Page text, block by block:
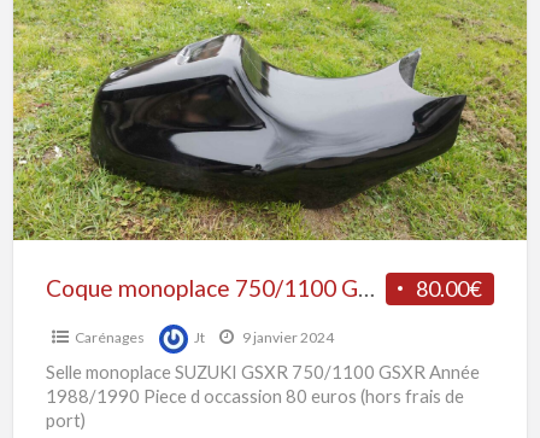
monoplace
750/1100
GSXR
80.00€
Coque monoplace 750/1100 GSXR
Carénages Jt 9 janvier 2024
Selle monoplace SUZUKI GSXR 750/1100 GSXR Année
1988/1990 Piece d occassion 80 euros (hors frais de
port)